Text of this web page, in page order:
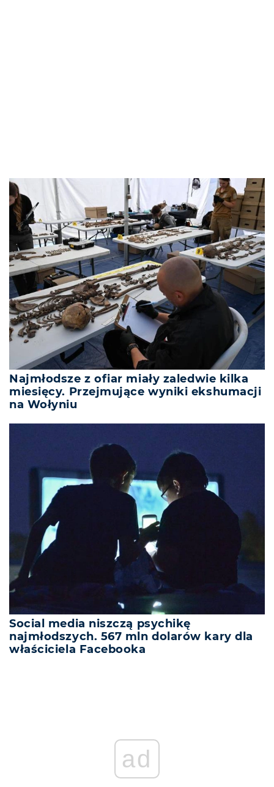
Najmłodsze z ofiar miały zaledwie kilka
miesięcy. Przejmujące wyniki ekshumacji
na Wołyniu
Social media niszczą psychikę
najmłodszych. 567 mln dolarów kary dla
właściciela Facebooka
ad